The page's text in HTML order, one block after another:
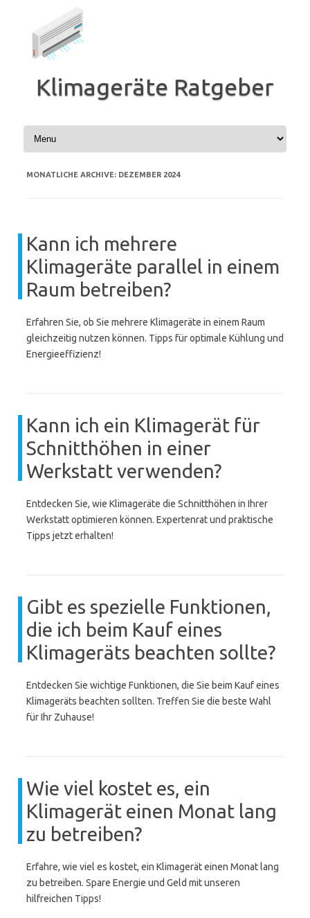
Klimageräte Ratgeber
MONATLICHE ARCHIVE: DEZEMBER 2024
Kann ich mehrere
Klimageräte parallel in einem
Raum betreiben?
Erfahren Sie, ob Sie mehrere Klimageräte in einem Raum
gleichzeitig nutzen können. Tipps für optimale Kühlung und
Energieeffizienz!
Kann ich ein Klimagerät für
Schnitthöhen in einer
Werkstatt verwenden?
Entdecken Sie, wie Klimageräte die Schnitthöhen in Ihrer
Werkstatt optimieren können. Expertenrat und praktische
Tipps jetzt erhalten!
Gibt es spezielle Funktionen,
die ich beim Kauf eines
Klimageräts beachten sollte?
Entdecken Sie wichtige Funktionen, die Sie beim Kauf eines
Klimageräts beachten sollten. Treffen Sie die beste Wahl
für Ihr Zuhause!
Wie viel kostet es, ein
Klimagerät einen Monat lang
zu betreiben?
Erfahre, wie viel es kostet, ein Klimagerät einen Monat lang
zu betreiben. Spare Energie und Geld mit unseren
hilfreichen Tipps!